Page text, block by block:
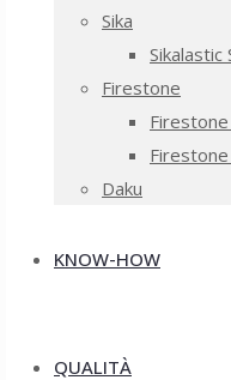
Sika
Firestone
Daku
KNOW-HOW
QUALITÀ